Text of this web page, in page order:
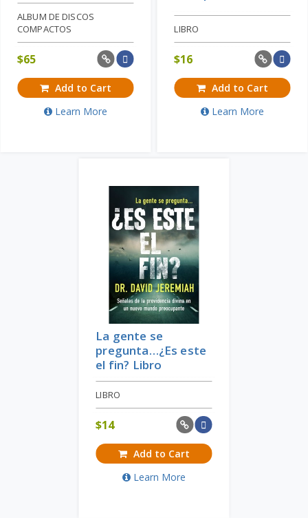
ALBUM DE DISCOS
COMPACTOS
$65
Add to Cart
Learn More
LIBRO
$16
Add to Cart
Learn More
La gente se
pregunta…¿Es este
el fin? Libro
LIBRO
$14
Add to Cart
Learn More